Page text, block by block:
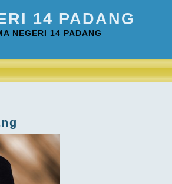
14 PADANG
NEGERI 14 PADANG